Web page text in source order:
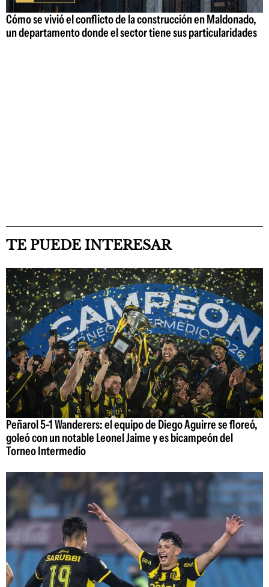
Cómo se vivió el conflicto de la construcción en Maldonado,
un departamento donde el sector tiene sus particularidades
TE PUEDE INTERESAR
Peñarol 5-1 Wanderers: el equipo de Diego Aguirre se floreó,
goleó con un notable Leonel Jaime y es bicampeón del
Torneo Intermedio